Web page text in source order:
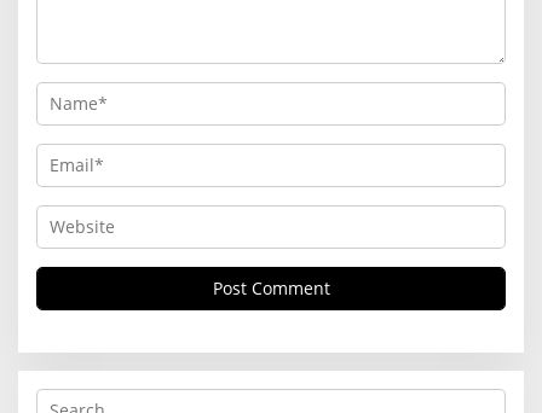
S